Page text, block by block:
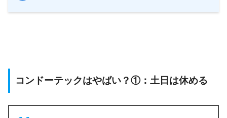
コンドーテックはやばい？①：土日は休める